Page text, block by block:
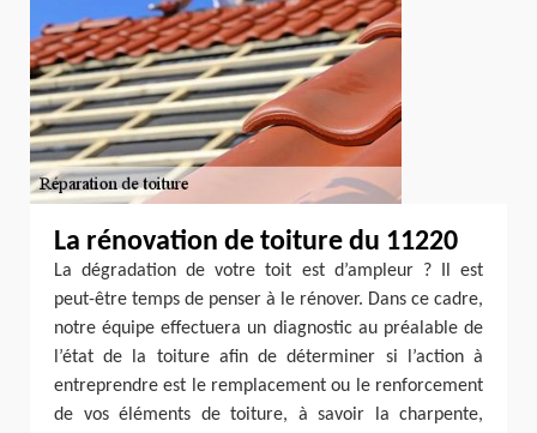
La rénovation de toiture du 11220
La dégradation de votre toit est d’ampleur ? Il est
peut-être temps de penser à le rénover. Dans ce cadre,
notre équipe effectuera un diagnostic au préalable de
l’état de la toiture afin de déterminer si l’action à
entreprendre est le remplacement ou le renforcement
de vos éléments de toiture, à savoir la charpente,